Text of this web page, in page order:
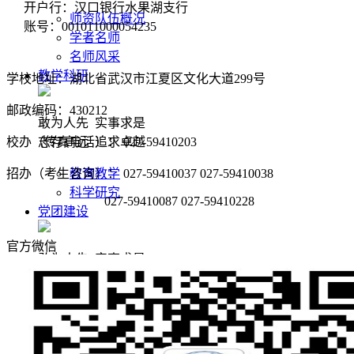
师资队伍概况
学者名师
名师风采
教学科研
敢为人先 实事求是
志存高远 追求卓越
教育教学
科学研究
党团建设
敢为人先 实事求是
志存高远 追求卓越
党建阵地
团学天地
招生就业
开户行：汉口银行水果湖支行
账号：001011000054235
学校地址：湖北省武汉市江夏区文化大道299号
邮政编码：430212
校办（传真电话）： 027-59410203
招办（考生咨询）： 027-59410037 027-59410038
027-59410087 027-59410228
官方微信